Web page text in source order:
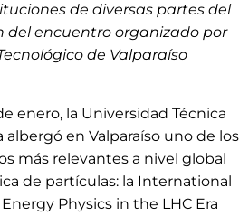
de diversas partes del
del encuentro organizado por
de Valparaíso
enero, la Universidad Técnica
albergó en Valparaíso uno de los
más relevantes a nivel global
de partículas: la International
Physics in the LHC Era